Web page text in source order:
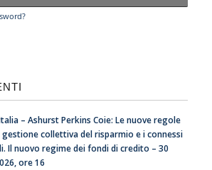
– Ashurst Perkins Coie: Le nuove regole
collettiva del risparmio e i connessi
Il nuovo regime dei fondi di credito – 30
ore 16